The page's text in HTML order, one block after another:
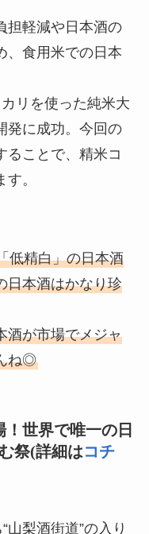
担軽減や日本酒の
、食用米での日本
リを使った純米大
発に成功。今回の
ることで、精米コ
。
低精白」の日本酒
日本酒はかなり珍
酒が市場でメジャ
ね◎
世界で唯一の日
祭(詳細はコチ
梨酒街道”の入り